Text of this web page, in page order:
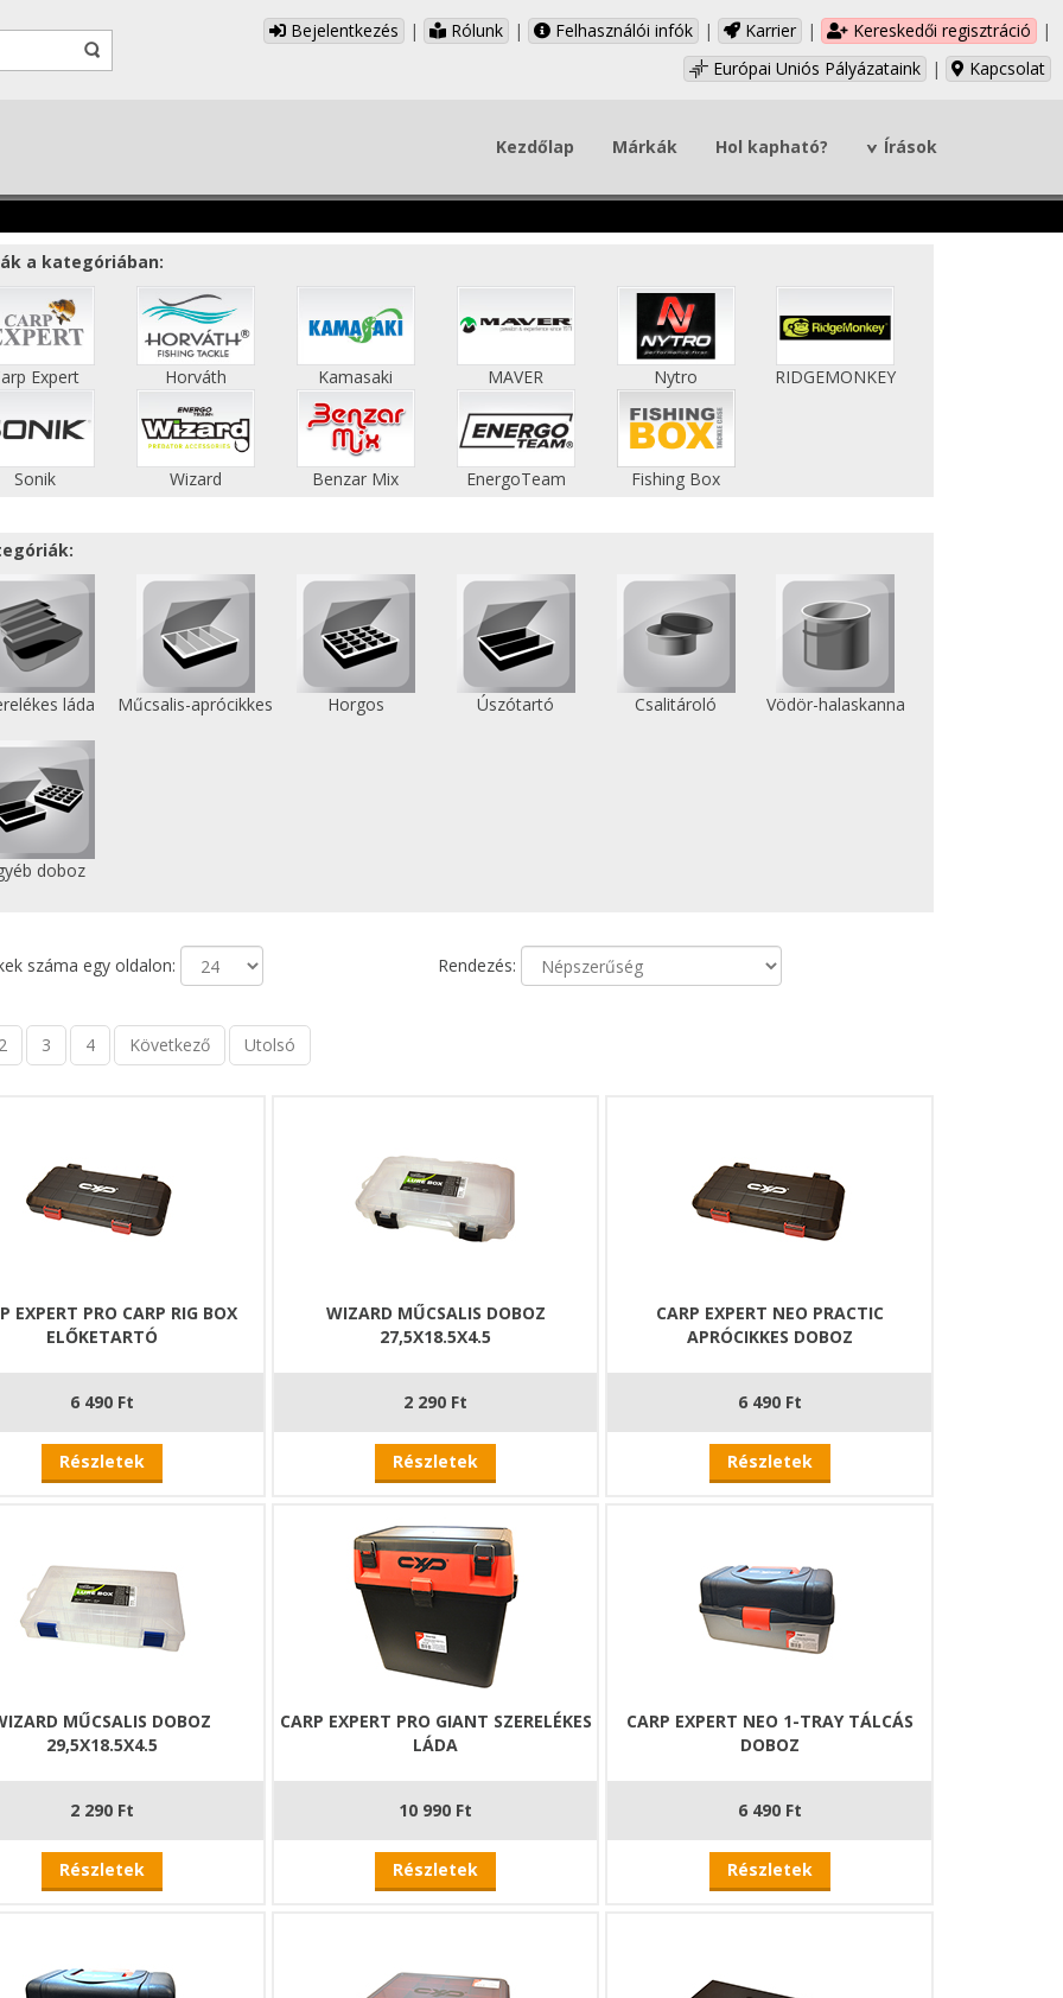
Bejelentkezés | Rólunk | Felhasználói infók | Karrier | Kereskedői regisztráció
|
Európai Uniós Pályázataink
| Kapcsolat
Kezdőlap Márkák Hol kapható? Írások
a kategóriában:
Expert Horváth Kamasaki MAVER Nytro RIDGEMONKEY
Sonik Wizard Benzar Mix EnergoTeam Fishing Box
láda Műcsalis-aprócikkes Horgos Úszótartó Csalitároló Vödör-halaskanna
doboz
száma egy oldalon: Rendezés:
3 4 Következő Utolsó
EXPERT PRO CARP RIG BOX
ELŐKETARTÓ
6 490 Ft
Részletek
WIZARD MŰCSALIS DOBOZ
27,5X18.5X4.5
2 290 Ft
Részletek
CARP EXPERT NEO PRACTIC
APRÓCIKKES DOBOZ
6 490 Ft
Részletek
MŰCSALIS DOBOZ
29,5X18.5X4.5
2 290 Ft
Részletek
CARP EXPERT PRO GIANT SZERELÉKES
LÁDA
10 990 Ft
Részletek
CARP EXPERT NEO 1-TRAY TÁLCÁS
DOBOZ
6 490 Ft
Részletek